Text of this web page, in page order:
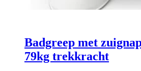
Badgreep met
79kg trekkracht